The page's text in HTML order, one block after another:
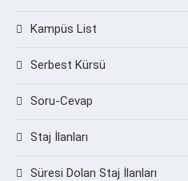
Kampüs List
Serbest Kürsü
Soru-Cevap
Staj İlanları
Süresi Dolan Staj İlanları